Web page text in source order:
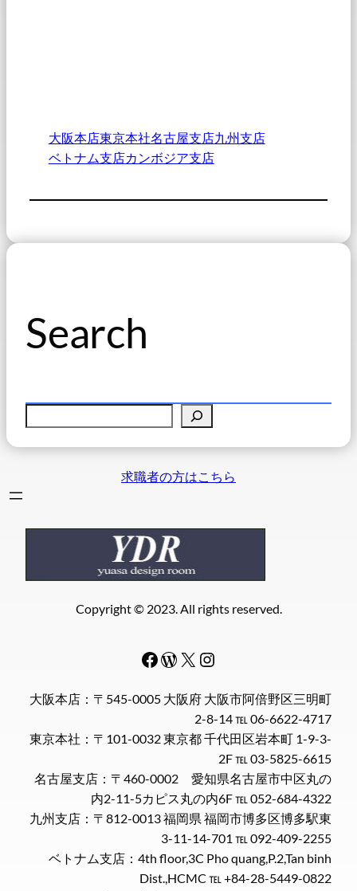
大阪本店東京本社名古屋支店九州支店
ベトナム支店カンボジア支店
Search
索
求職者の方はこちら
Copyright © 2023. All rights reserved.
Facebook WordPress # Instagram
大阪本店：〒545-0005 大阪府 大阪市阿倍野区三明町
2-8-14 ℡ 06-6622-4717
東京本社：〒101-0032 東京都 千代田区岩本町 1-9-3-
2F ℡ 03-5825-6615
名古屋支店：〒460-0002 愛知県名古屋市中区丸の
内2-11-5カピス丸の内6F ℡ 052-684-4322
九州支店：〒812-0013 福岡県 福岡市博多区博多駅東
3-11-14-701 ℡ 092-409-2255
ベトナム支店：4th floor,3C Pho quang,P.2,Tan binh
Dist.,HCMC ℡ +84-28-5449-0822